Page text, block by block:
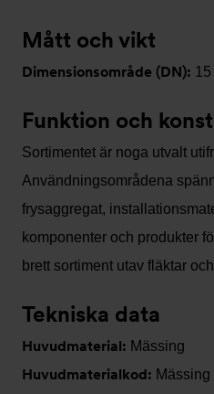
Mått och vikt
Dimensionsområde (DN): 15
Funktion och
Sortimentet är noga utvalt
Användningsområdena
frysaggregat,
komponenter och produkter
brett sortiment utav fläktar
Tekniska data
Huvudmaterial: Mässing
Huvudmaterialkod: